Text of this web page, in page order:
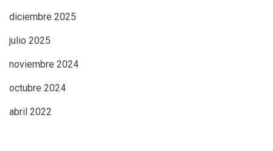
diciembre 2025
julio 2025
noviembre 2024
octubre 2024
abril 2022